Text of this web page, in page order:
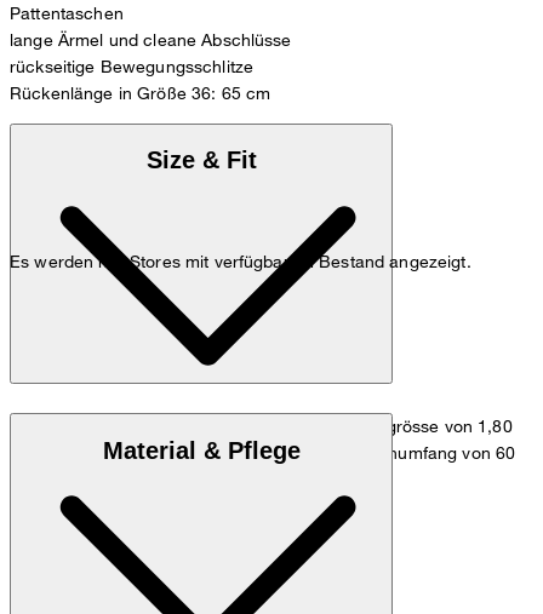
Es werden nur Stores mit verfügbarem Bestand angezeigt.
Pattentaschen
lange Ärmel und cleane Abschlüsse
rückseitige Bewegungsschlitze
Rückenlänge in Größe 36: 65 cm
Size & Fit
Das Model trägt die Grösse 36, bei einer Körpergrösse von 1,80
cm, einem Brustumfang von 83 cm, einem Taillenumfang von 60
Maßtabelle
Material & Pflege